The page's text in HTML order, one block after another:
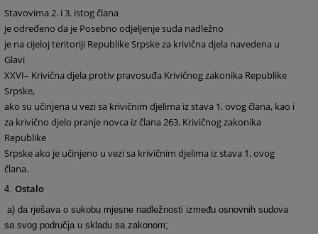
Stavovima 2. i 3. istog člana
je određeno da je Posebno odjeljenje suda nadležno
je na cijeloj teritoriji Republike Srpske za krivična djela navedena u
Glavi
XXVI– Krivična djela protiv pravosuđa Krivičnog zakonika Republike
Srpske,
ako su učinjena u vezi sa krivičnim djelima iz stava 1. ovog člana, kao i
za krivično djelo pranje novca iz člana 263. Krivičnog zakonika
Republike
Srpske ako je učinjeno u vezi sa krivičnim djelima iz stava 1. ovog
člana.
4.Ostalo
a) da rješava o sukobu mjesne nadležnosti između osnovnih sudova
sa svog područja u skladu sa zakonom;